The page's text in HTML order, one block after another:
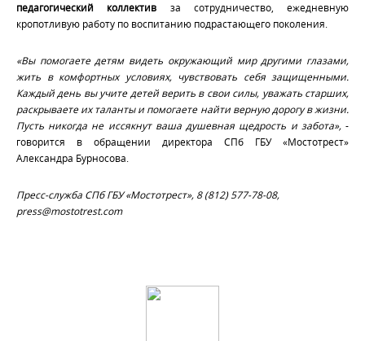
педагогический коллектив за сотрудничество, ежедневную
кропотливую работу по воспитанию подрастающего поколения.
«Вы помогаете детям видеть окружающий мир другими глазами,
жить в комфортных условиях, чувствовать себя защищенными.
Каждый день вы учите детей верить в свои силы, уважать старших,
раскрываете их таланты и помогаете найти верную дорогу в жизни.
Пусть никогда не иссякнут ваша душевная щедрость и забота», -
говорится в обращении директора СПб ГБУ «Мостотрест»
Александра Бурносова.
Пресс-служба СПб ГБУ «Мостотрест», 8 (812) 577-78-08,
press@mostotrest.com